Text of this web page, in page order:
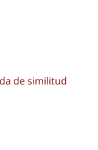
de similitud